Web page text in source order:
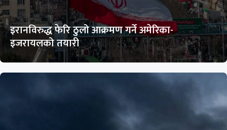
इरानविरुद्ध फेरि ठुलो आक्रमण गर्ने अमेरिका-
इजरायलको तयारी